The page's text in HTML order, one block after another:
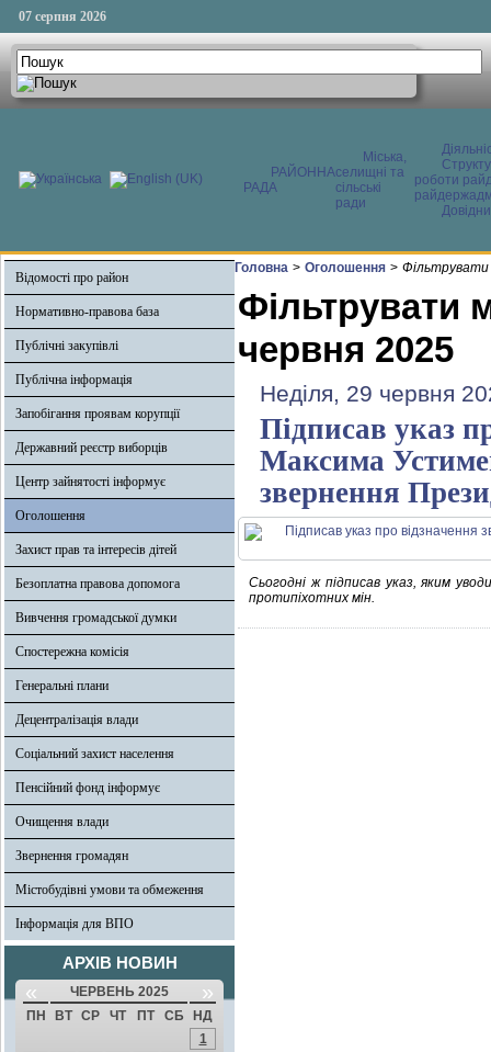
07 серпня 2026
РАЙОННА
РАДА
Міська,
селищні та
сільські
ради
роботи
Відомості про район
Нормативно-правова база
Публічні закупівлі
Публічна інформація
Запобігання проявам корупції
Державний реєстр виборців
Центр зайнятості інформує
Оголошення
Захист прав та інтересів дітей
Безоплатна правова допомога
Вивчення громадської думки
Спостережна комісія
Генеральні плани
Децентралізація влади
Соціальний захист населення
Пенсійний фонд інформує
Очищення влади
Звернення громадян
Містобудівні умови та обмеження
Інформація для ВПО
АРХІВ НОВИН
« ЧЕРВЕНЬ 2025 »
ПН ВТ СР ЧТ ПТ СБ
НД
1
Головна > Оголошення > Фільтрувати
Фільтрувати
червня 2025
Неділя, 29 червня
Підписав указ
Максима
звернення
Сьогодні ж підписав указ, яким
протипіхотних мін.